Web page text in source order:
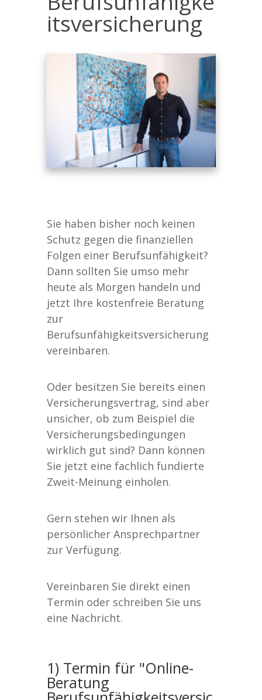
itsversicherung
Sie haben bisher noch keinen
Schutz gegen die finanziellen
Folgen einer Berufsunfähigkeit?
Dann sollten Sie umso mehr
heute als Morgen handeln und
jetzt Ihre kostenfreie Beratung
zur
Berufsunfähigkeitsversicherung
vereinbaren.
Oder besitzen Sie bereits einen
Versicherungsvertrag, sind aber
unsicher, ob zum Beispiel die
Versicherungsbedingungen
wirklich gut sind? Dann können
Sie jetzt eine fachlich fundierte
Zweit-Meinung einholen.
Gern stehen wir Ihnen als
persönlicher Ansprechpartner
zur Verfügung.
Vereinbaren Sie direkt einen
Termin oder schreiben Sie uns
eine Nachricht.
1) Termin für "Online-
Beratung